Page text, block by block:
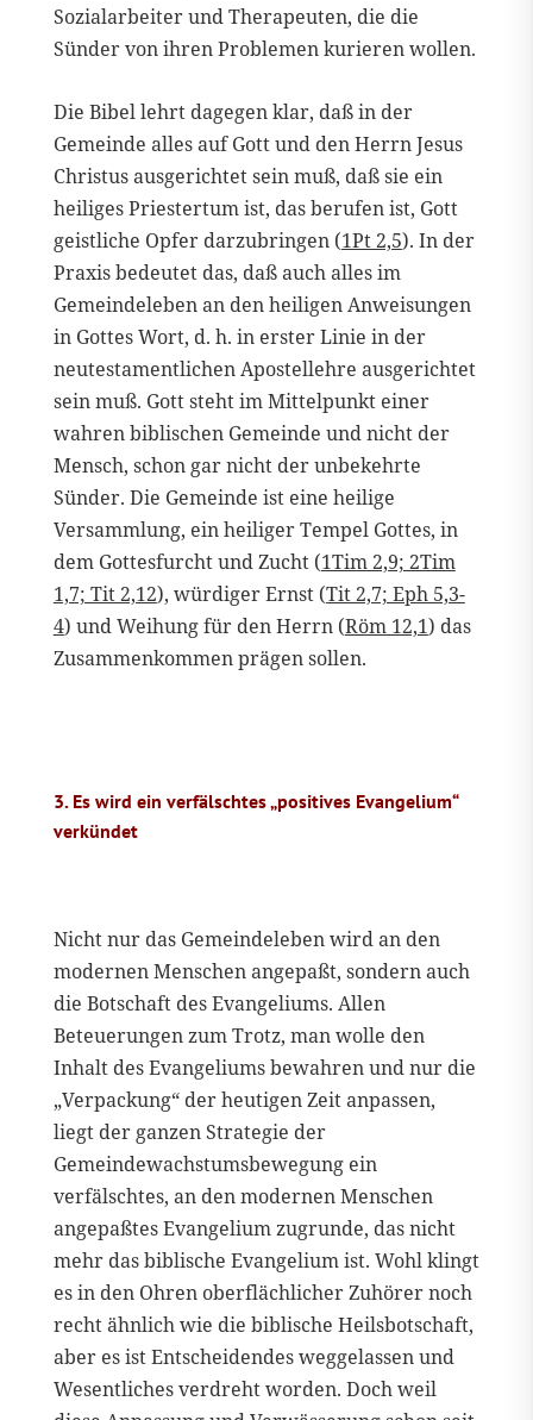
Sozialarbeiter und Therapeuten, die die
Sünder von ihren Problemen kurieren wollen.
Die Bibel lehrt dagegen klar, daß in der
Gemeinde alles auf Gott und den Herrn Jesus
Christus ausgerichtet sein muß, daß sie ein
heiliges Priestertum ist, das berufen ist, Gott
geistliche Opfer darzubringen (1Pt 2,5). In der
Praxis bedeutet das, daß auch alles im
Gemeindeleben an den heiligen Anweisungen
in Gottes Wort, d. h. in erster Linie in der
neutestamentlichen Apostellehre ausgerichtet
sein muß. Gott steht im Mittelpunkt einer
wahren biblischen Gemeinde und nicht der
Mensch, schon gar nicht der unbekehrte
Sünder. Die Gemeinde ist eine heilige
Versammlung, ein heiliger Tempel Gottes, in
dem Gottesfurcht und Zucht (1Tim 2,9; 2Tim
1,7; Tit 2,12), würdiger Ernst (Tit 2,7; Eph 5,3-
4) und Weihung für den Herrn (Röm 12,1) das
Zusammenkommen prägen sollen.
3. Es wird ein verfälschtes „positives Evangelium“
verkündet
Nicht nur das Gemeindeleben wird an den
modernen Menschen angepaßt, sondern auch
die Botschaft des Evangeliums. Allen
Beteuerungen zum Trotz, man wolle den
Inhalt des Evangeliums bewahren und nur die
„Verpackung“ der heutigen Zeit anpassen,
liegt der ganzen Strategie der
Gemeindewachstumsbewegung ein
verfälschtes, an den modernen Menschen
angepaßtes Evangelium zugrunde, das nicht
mehr das biblische Evangelium ist. Wohl klingt
es in den Ohren oberflächlicher Zuhörer noch
recht ähnlich wie die biblische Heilsbotschaft,
aber es ist Entscheidendes weggelassen und
Wesentliches verdreht worden. Doch weil